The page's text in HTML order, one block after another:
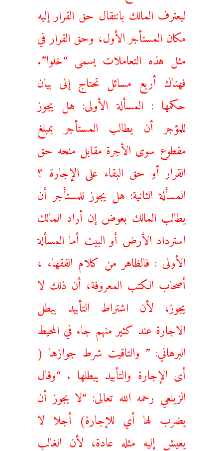
ليعترف المالك بانتقال حق القرار إليه
مكان المستأجر الأول، وحق القرار في
مثل هذه التعاملات يسمى “خلوا”.
فهناك أربع مسائل تحتاج إلى بيان
حكمها : المسألة الأولى: هل يجوز
للمؤجر أن يطالب المستأجر بمبلغ
مقطوع سوى الأجرة مقابل منحه حق
القرار أو حق البقاء على الإجارة ؟
المسألة الثانية: هل يجوز للمستأجر أن
يطالب المالك بعوض إن أراد المالك
استرداد الأرض أو البيت أما المسألة
الأولى : فالظاهر من كلام الفقهاء ،
أصحاب الكتب المعروفة، أن ذلك لا
يجوز، لأن اشتراط التأبيد يبطل
الاجارة عند كثير منهم جاء في المحيط
البرهاني: ” والتاقيت شرط جوازها (
أى الإجارة والتأبيد يبطلها . “وقال
الزيلعي رحمه الله تعالى: “لا يجوز أن
يضرب لها أي للإجارة) أجلا لا
يعيش إليه مثله عادة، لأن الغالب